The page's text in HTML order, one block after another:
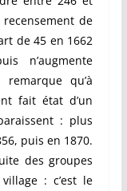
recensement de
de 45 en 1662
n’augmente
qu’à
fait état d’un
: plus
puis en 1870.
des groupes
: c’est le